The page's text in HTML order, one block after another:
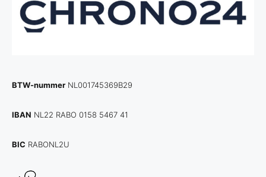
BTW-nummer NL001745369B29
IBAN NL22 RABO 0158 5467 41
BIC RABONL2U